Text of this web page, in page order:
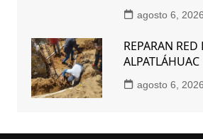
agosto 6, 2026
REPARAN
ALPATLÁHUAC
agosto 6, 2026